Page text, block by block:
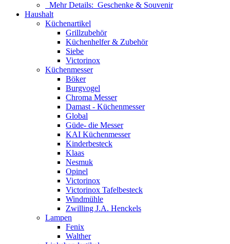
Mehr Details: Geschenke & Souvenir
Haushalt
Küchenartikel
Grillzubehör
Küchenhelfer & Zubehör
Siebe
Victorinox
Küchenmesser
Böker
Burgvogel
Chroma Messer
Damast - Küchenmesser
Global
Güde- die Messer
KAI Küchenmesser
Kinderbesteck
Klaas
Nesmuk
Opinel
Victorinox
Victorinox Tafelbesteck
Windmühle
Zwilling J.A. Henckels
Lampen
Fenix
Walther